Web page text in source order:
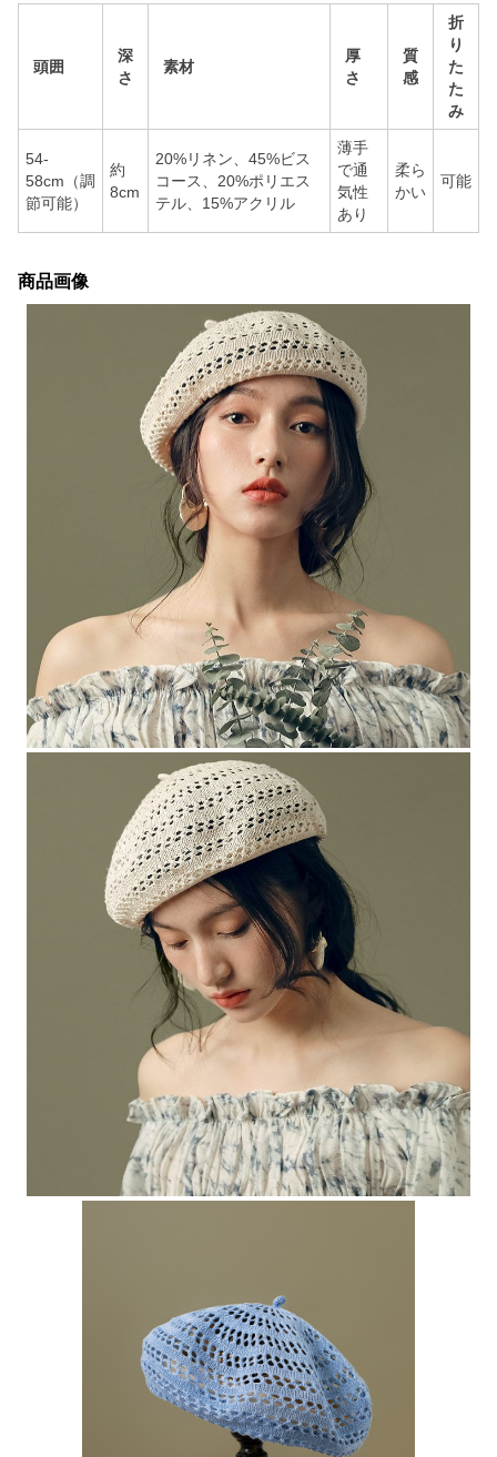
頭囲
深
さ
素材
厚
さ
質
感
折
り
た
た
み
54-
58cm（調
節可能）
約
8cm
20%リネン、45%ビス
コース、20%ポリエス
テル、15%アクリル
薄手
で通
気性
あり
柔ら
かい
可能
商品画像